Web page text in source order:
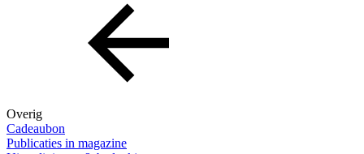
Overig
Cadeaubon
Publicaties in magazine